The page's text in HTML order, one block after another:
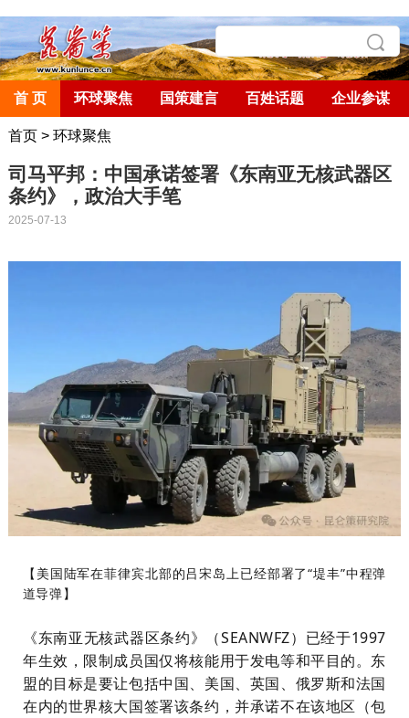
首 页 环球聚焦 国策建言 百姓话题 企业参谋
首页> 环球聚焦
司马平邦：中国承诺签署《东南亚无核武器区
条约》，政治大手笔
2025-07-13
【美国陆军在菲律宾北部的吕宋岛上已经部署了“堤丰”中程弹
道导弹】
《东南亚无核武器区条约》（SEANWFZ）已经于1997
年生效，限制成员国仅将核能用于发电等和平目的。东
盟的目标是要让包括中国、美国、英国、俄罗斯和法国
在内的世界核大国签署该条约，并承诺不在该地区（包